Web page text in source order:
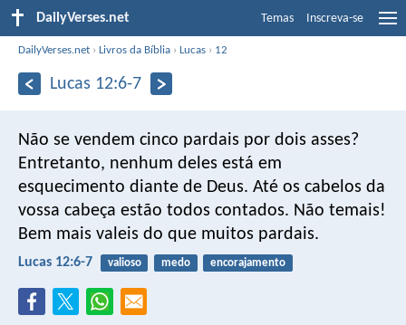
DailyVerses.net Temas Inscreva-se
DailyVerses.net ›Livros da Bíblia ›Lucas › 12
Lucas 12:6-7
Não se vendem cinco pardais por dois asses?
Entretanto, nenhum deles está em
esquecimento diante de Deus. Até os cabelos da
vossa cabeça estão todos contados. Não temais!
Bem mais valeis do que muitos pardais.
Lucas 12:6-7 valioso medo encorajamento